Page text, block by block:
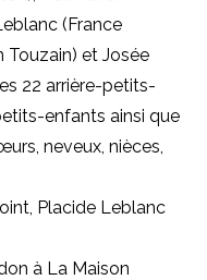
(France
Touzain) et Josée
22 arrière-petits-
enfants ainsi que
neveux, nièces,
Placide Leblanc
à La Maison